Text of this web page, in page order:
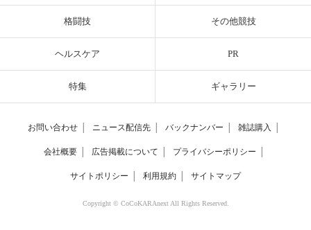
格闘技 その他競技
ヘルスケア PR
特集 ギャラリー
お問い合わせ ニュース配信先 バックナンバー 雑誌購入
会社概要 広告掲載について プライバシーポリシー
サイトポリシー 利用規約 サイトマップ
Copyright © CoCoKARAnext All Rights Reserved.